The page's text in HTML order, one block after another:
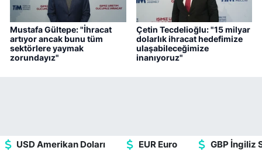
Mustafa Gültepe: "İhracat
artıyor ancak bunu tüm
sektörlere yaymak
zorundayız"
Çetin Tecdelioğlu: "15 milyar
dolarlık ihracat hedefimize
ulaşabileceğimize
inanıyoruz"
USD Amerikan Doları
EUR Euro
GBP İngiliz